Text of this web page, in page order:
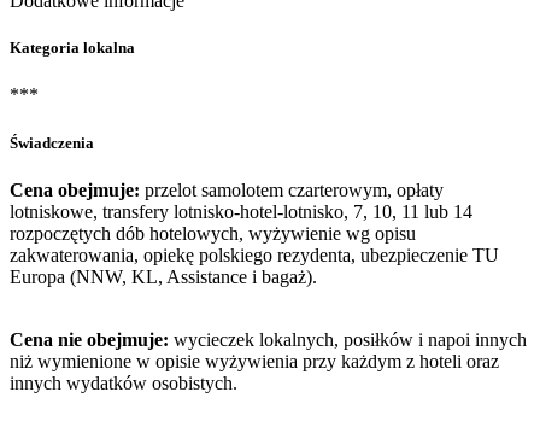
Kategoria lokalna
***
Świadczenia
Cena obejmuje: przelot samolotem czarterowym, opłaty
lotniskowe, transfery lotnisko-hotel-lotnisko, 7, 10, 11 lub 14
rozpoczętych dób hotelowych, wyżywienie wg opisu
zakwaterowania, opiekę polskiego rezydenta, ubezpieczenie TU
Europa (NNW, KL, Assistance i bagaż).
Cena nie obejmuje: wycieczek lokalnych, posiłków i napoi innych
niż wymienione w opisie wyżywienia przy każdym z hoteli oraz
innych wydatków osobistych.